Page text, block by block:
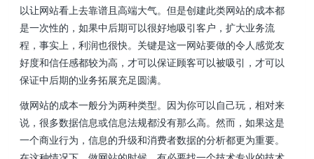
以让网站看上去靠谱且高端大气。但是创建此类网站的成本都
是一次性的，如果中后期可以很好地吸引客户，扩大业务流
程，事实上，利润也很快。关键是这一网站要做的令人感觉友
好度和信任感都较为高，才可以保证顾客可以被吸引，才可以
保证中后期的业务拓展充足圆满。
做网站的成本一般分为两种类型。因为你可以自己玩，相对来
说，很多数据信息或信息法规都没有那么高。然而，如果这是
一个商业行为，信息的升级和消费者数据的分析都更为重要。